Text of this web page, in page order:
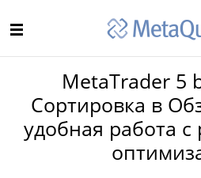
MetaTrader 5
Сортировка в
удобная работа с